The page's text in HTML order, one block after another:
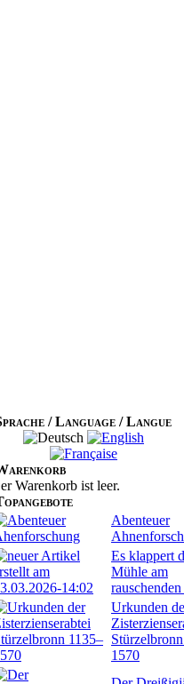
/ Language / Langue
Warenkorb ist leer.
Abenteuer
Es klappert
Mühle am
Urkunden
1570